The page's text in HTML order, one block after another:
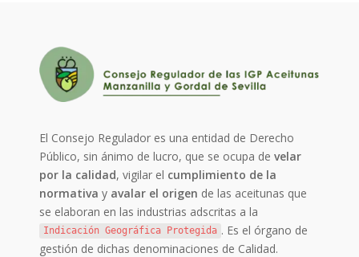
El Consejo Regulador es una entidad de Derecho
Público, sin ánimo de lucro, que se ocupa develar
por la calidad, vigilar el cumplimiento de la
normativa y avalar el origen de las aceitunas que
se elaboran en las industrias adscritas a la
Indicación Geográfica Protegida . Es el órgano de
gestión de dichas denominaciones de Calidad.